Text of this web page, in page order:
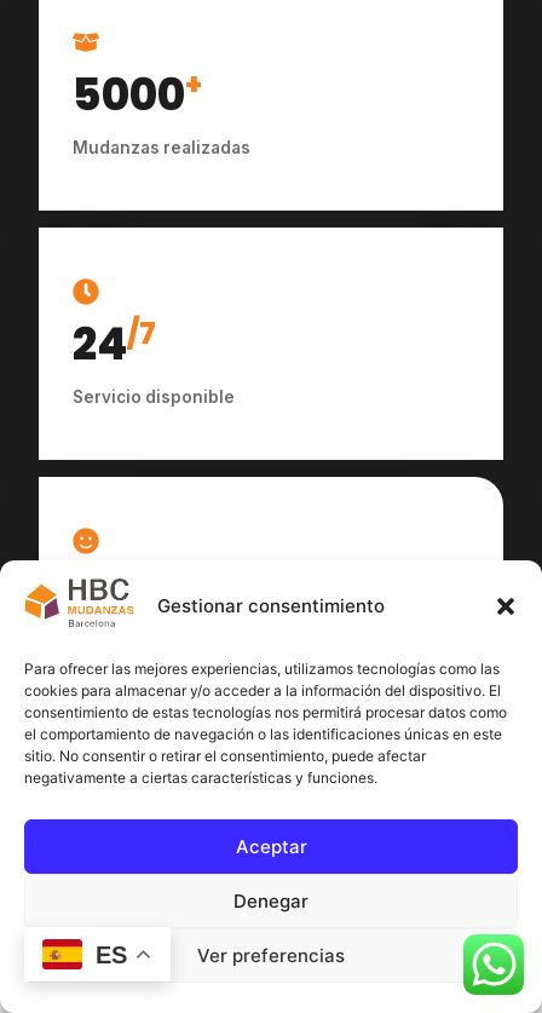
Gestionar consentimiento
Para ofrecer las mejores experiencias, utilizamos tecnologías como las
cookies para almacenar y/o acceder a la información del dispositivo. El
consentimiento de estas tecnologías nos permitirá procesar datos como
el comportamiento de navegación o las identificaciones únicas en este
sitio. No consentir o retirar el consentimiento, puede afectar
negativamente a ciertas características y funciones.
Aceptar
Denegar
Ver preferencias
5000+
Mudanzas realizadas
24/7
Servicio disponible
100
ES